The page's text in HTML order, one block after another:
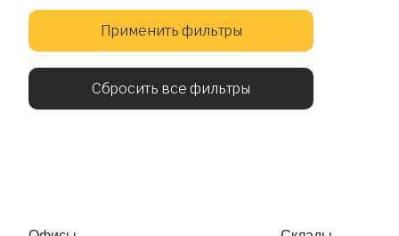
Применить фильтры
Сбросить все фильтры